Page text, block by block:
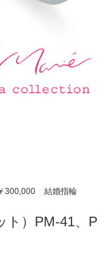
300,000 結婚指輪
ト）PM-41、P